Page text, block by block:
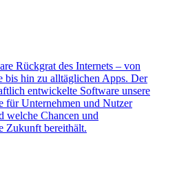
Rückgrat des Internets – von
bis hin zu alltäglichen Apps. Der
entwickelte Software unsere
für Unternehmen und Nutzer
welche Chancen und
Zukunft bereithält.